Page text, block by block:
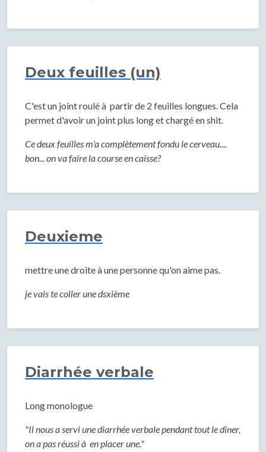
Deux feuilles (un)
C'est un joint roulé à partir de 2 feuilles longues. Cela
permet d'avoir un joint plus long et chargé en shit.
Ce deux feuilles m'a complètement fondu le cerveau....
bon... on va faire la course en caisse?
Deuxieme
mettre une droite à une personne qu'on aime pas.
je vais te coller une dsxième
Diarrhée verbale
Long monologue
"Il nous a servi une diarrhée verbale pendant tout le dîner,
on a pas réussi à en placer une."